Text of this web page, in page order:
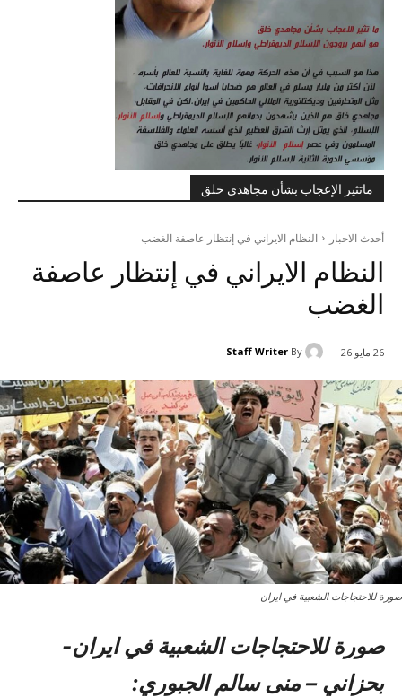
ماتثير الإعجاب بشأن مجاهدي خلق
أحدث الاخبار النظام الايراني في إنتظار عاصفة الغضب
النظام الايراني في إنتظار عاصفة
الغضب
26 مايو 26 By
Staff Writer
صورة للاحتجاجات الشعبیة في ایران
صورة للاحتجاجات الشعبیة في ایران-
بحزاني – منى سالم الجبوري: